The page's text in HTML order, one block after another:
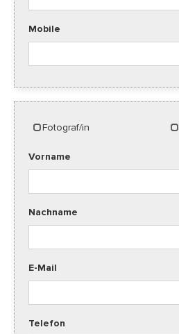
Mobile
Fotograf/in
Vorname
Nachname
E-Mail
Telefon